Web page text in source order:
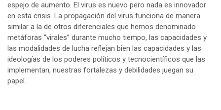
espejo de aumento. El virus es nuevo pero nada es innovador
en esta crisis. La propagación del virus funciona de manera
similar a la de otros diferenciales que hemos denominado
metáforas “virales” durante mucho tiempo, las capacidades y
las modalidades de lucha reflejan bien las capacidades y las
ideologías de los poderes políticos y tecnocientíficos que las
implementan, nuestras fortalezas y debilidades juegan su
papel.